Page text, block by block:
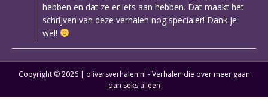
hebben en dat ze er iets aan hebben. Dat maakt het
schrijven van deze verhalen nog specialer! Dank je
wel!
Copyright © 2026 | oliversverhalen.nl - Verhalen die over meer gaan
dan seks alleen